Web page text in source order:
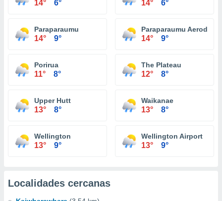
14° 6° 14° 6°
Paraparaumu
14° 9°
Paraparaumu
14° 9°
Porirua
11° 8°
The Plateau
12° 8°
Upper Hutt
13° 8°
Waikanae
13° 8°
Wellington
13° 9°
Wellington Airport
13° 9°
Localidades cercanas